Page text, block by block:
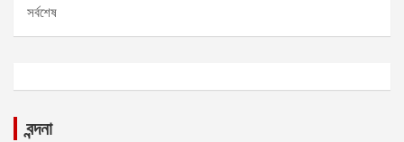
সর্বশেষ
বন্দনা